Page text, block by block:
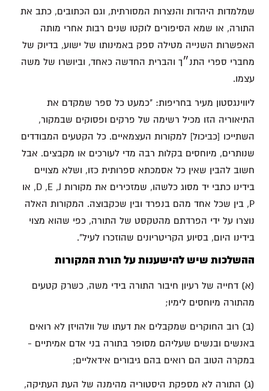
שמלמדות היהדות והנצרות המסורתית, וגם הכתובים, כתב את
התורה, או שמא הסיפורים לוקטו שנים רבות אחרי מותה
האפשרות השנייה מטילה ספק באמינותו של ישוע, בדיוק של
מחברי ספרי התנ״ך והברית החדשה כאחד, וביושרו של משה
עצמו.
ליווינגסטון מעיר בחריפות: "כמעט כל ספר שמקדם את
התיאוריה הזו מכיל רשימה של פרקים ופסוקים שבמקור,
השתייכו [כביכול] למקורות העצמאיים. כל הקטעים המבודדים
שנותרים, מיוחסים בקלות רבה מדי לעורכים או מקבצים. אבל
חשוב להבין שאין כל אסמכתא ספרותית כזו, ושלא מצויים
בידינו כתבי יד מסוג כלשהו, שמזכירים את מקורות D ,E ,J, או
P, בין שכל אחד מהם בנפרד ובין שכקבוצה. המקורות האלה
נוצרו על ידי הפרדתם מהטקסט של התורה, כפי שהוא מצוי
בידינו היום, בסיוע הקריטריונים שהוזכרו לעיל".
ההשלכות שיש להישענות על תורת המקורות
(א) דחייה של רעיון חיבור התורה בידי משה, כשרק קטעים
מהתורה מיוחסים לימיו;
(ב) רוב החוקרים שמקבלים את דעתו של וולהויזן לא רואים
באנשים ובנשים שעליהם מסופר בתורה בני אדם אמיתיים -
במקרה הטוב הם רואים בהם גיבורים אידאליים;
(ג) התורה לא מספקת היסטוריה מהימנה של העת העתיקה,